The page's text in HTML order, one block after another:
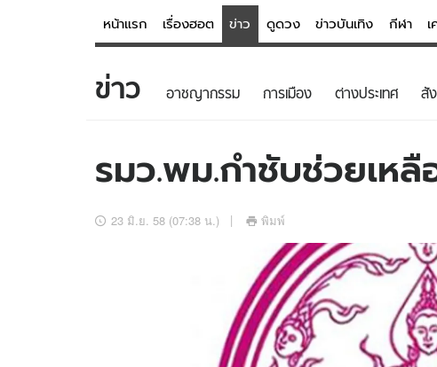
หน้าแรก เรื่องฮอต ข่าว ดูดวง ข่าวบันเทิง กีฬา
ข่าว
ข่าวบันเทิง
ดูดวง - ตรวจ
สถิติหวยไทย
ข่าว อาชญากรรม การเมือง ต่างประเทศ สั
รมว.พม.กำชับช่วยเห
23 มิ.ย. 58 (07:38 น.) พิมพ์